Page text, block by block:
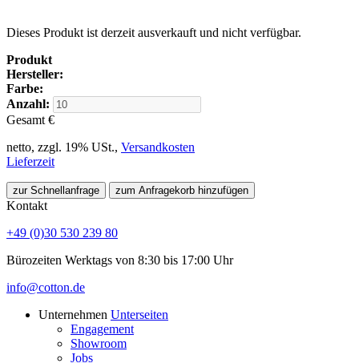
Dieses Produkt ist derzeit ausverkauft und nicht verfügbar.
Produkt
Hersteller:
Farbe:
Anzahl:
Gesamt €
netto, zzgl. 19% USt., Versandkosten
Lieferzeit
zur Schnellanfrage zum Anfragekorb hinzufügen
Kontakt
+49 (0)30 530 239 80
Bürozeiten Werktags von 8:30 bis 17:00 Uhr
info@cotton.de
Unternehmen Unterseiten
Engagement
Showroom
Jobs